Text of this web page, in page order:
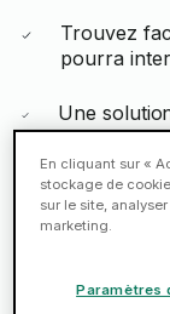
Trouvez
pourra
Une
ou
toilettes,
Réserver
En cliquant sur «
stockage de
sur le site,
marketing.
Paramètres